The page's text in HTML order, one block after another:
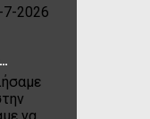
7-2026